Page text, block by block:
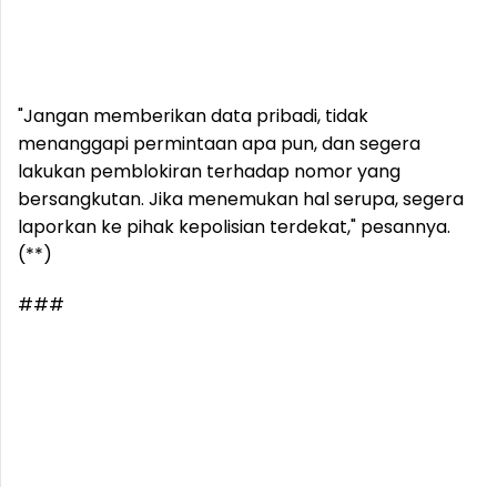
"Jangan memberikan data pribadi, tidak
menanggapi permintaan apa pun, dan segera
lakukan pemblokiran terhadap nomor yang
bersangkutan. Jika menemukan hal serupa, segera
laporkan ke pihak kepolisian terdekat," pesannya.
(**)
###